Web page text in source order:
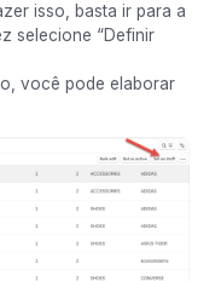
isso, basta ir para a
selecione “Definir
você pode elaborar